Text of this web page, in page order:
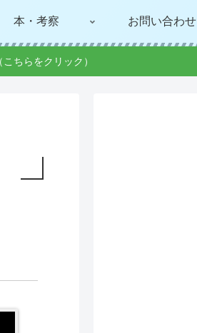
本・考察 お問い合わせ
ちらをクリック）